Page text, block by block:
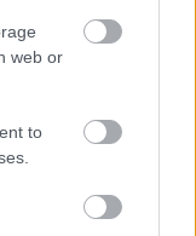
web or
to
start, menn